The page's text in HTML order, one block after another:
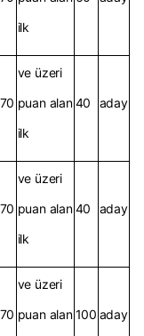
ilk
70
ve üzeri
puan alan
ilk
40 aday
70
ve üzeri
puan alan
ilk
40 aday
70
ve üzeri
puan alan100 aday